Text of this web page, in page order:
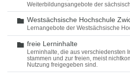
Weiterbildungsangebote der
Ordner
Westsächsische Hochschule
Lernangebote der Westsächsische
Ordner
freie Lerninhalte
Lerninhalte, die aus verschiedensten
stammen und zur freien, meist
Nutzung freigegeben sind.